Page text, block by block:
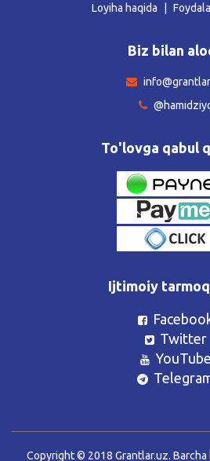
Loyiha haqida
Biz bilan
To'lovga qabul
Ijtimoiy
Twitter
YouTube
Copyright © 2018 Grantlar.uz.